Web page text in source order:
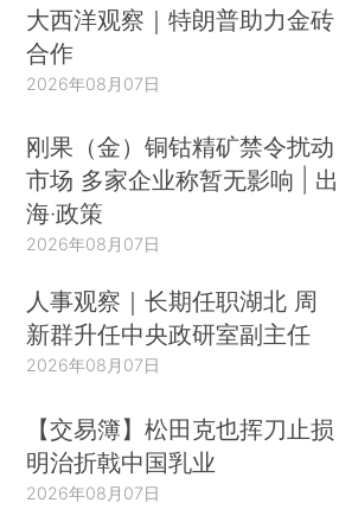
大西洋观察｜特朗普助力金砖
合作
2026年08月07日
刚果（金）铜钴精矿禁令扰动
市场 多家企业称暂无影响 | 出
海·政策
2026年08月07日
人事观察｜长期任职湖北 周
新群升任中央政研室副主任
2026年08月07日
【交易簿】松田克也挥刀止损
明治折戟中国乳业
2026年08月07日